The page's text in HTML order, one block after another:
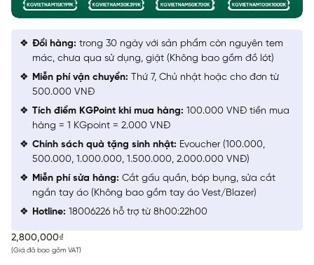
2,800,000₫
(Giá đã bao gồm VAT)
Đổi hàng: trong 30 ngày với sản phẩm còn nguyên tem
mác, chưa qua sử dụng, giặt (Không bao gồm đồ lót)
Miễn phí vận chuyển: Thứ 7, Chủ nhật hoặc cho đơn từ
500.000 VNĐ
Tích điểm KGPoint khi mua hàng: 100.000 VNĐ tiền mua
hàng = 1 KGpoint = 2.000 VNĐ
Chính sách quà tặng sinh nhật: Evoucher (100.000,
500.000, 1.000.000, 1.500.000, 2.000.000 VNĐ)
Miễn phí sửa hàng: Cắt gấu quần, bóp bụng, sửa cắt
ngắn tay áo (Không bao gồm tay áo Vest/Blazer)
Hotline: 18006226 hỗ trợ từ 8h00:22h00